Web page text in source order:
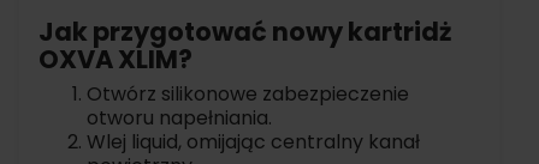
Jak przygotować nowy kartridż
OXVA XLIM?
Otwórz silikonowe zabezpieczenie
otworu napełniania.
Wlej liquid, omijając centralny kanał